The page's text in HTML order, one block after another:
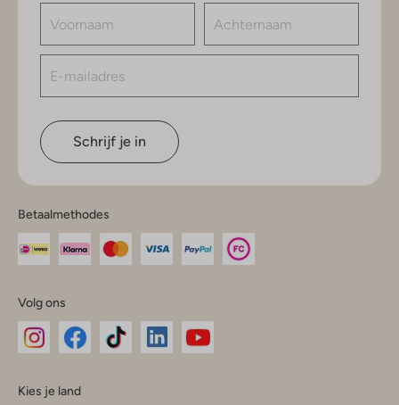
Schrijf je in
Betaalmethodes
Volg ons
Kies je land